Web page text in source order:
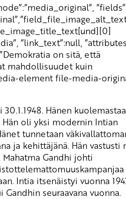
”link_text”:null,
on sitä, että
mahdollisuudet kuin
element file-media-
Hänen
oli yksi modernin Intian
tunnetaan
ja kehittäjänä. Hän vastusti
Gandhi johti
Intia itsenäistyi vuonna
seuraavana vuonna.